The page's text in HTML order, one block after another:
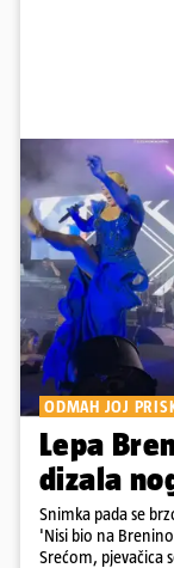
ODMAH JOJ
Lepa
dizala
Snimka pada se
'Nisi bio na
Srećom, pjevačica